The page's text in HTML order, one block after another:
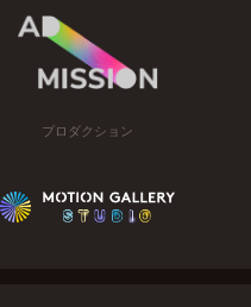
プロダクション